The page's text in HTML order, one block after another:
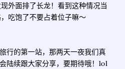
外面排了长龙！看到这种情况当
吃饱了不要占着位子嘛～
行的第一站，那两天一夜我们真
陆续跟大家分享，要期待哦！lol